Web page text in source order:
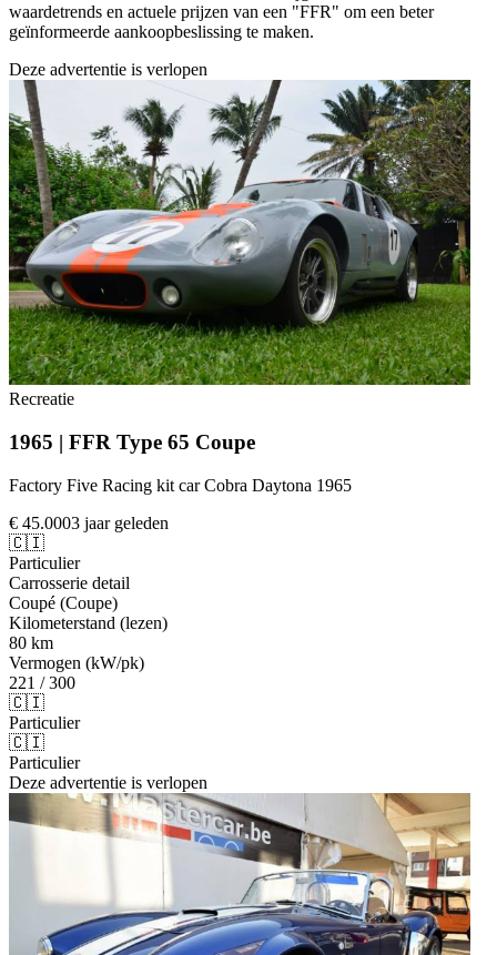
waardetrends en actuele prijzen van een "FFR" om een beter
geïnformeerde aankoopbeslissing te maken.
Deze advertentie is verlopen
Recreatie
1965 | FFR Type 65 Coupe
Factory Five Racing kit car Cobra Daytona 1965
€ 45.0003 jaar geleden
🇨🇮
Particulier
Carrosserie detail
Coupé (Coupe)
Kilometerstand (lezen)
80 km
Vermogen (kW/pk)
221 / 300
🇨🇮
Particulier
🇨🇮
Particulier
Deze advertentie is verlopen